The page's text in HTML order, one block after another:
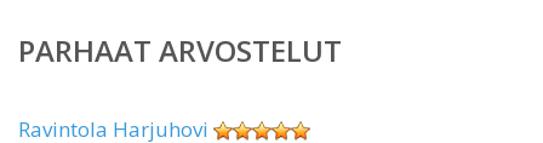
PARHAAT ARVOSTELUT
Ravintola Harjuhovi